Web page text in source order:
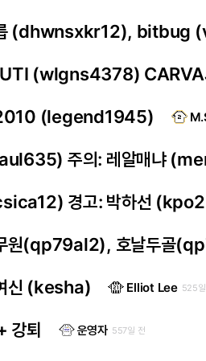
릅 (dhwnsxkr12),
(wlgns4378)
2010 (legend1945)
주의: 레알매냐
경고: 박하선
원(qp79al2), 호날두골
신 (kesha) Elliot Lee 525
강퇴 운영자 557일 전